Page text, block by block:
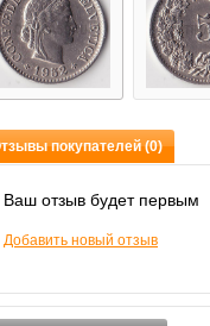
покупателей (0)
Ваш отзыв будет первым
Добавить новый отзыв